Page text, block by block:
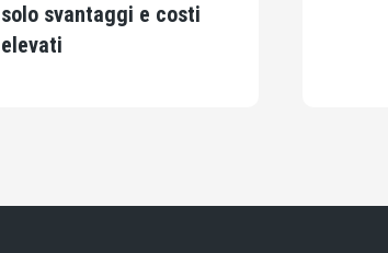
solo svantaggi e costi
elevati